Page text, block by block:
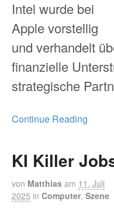
Intel wurde bei
Apple vorstellig
und verhandelt
finanzielle
strategische
Continue Reading
KI Killer
von Matthias am 11. Juli
2025 in Computer, Szene